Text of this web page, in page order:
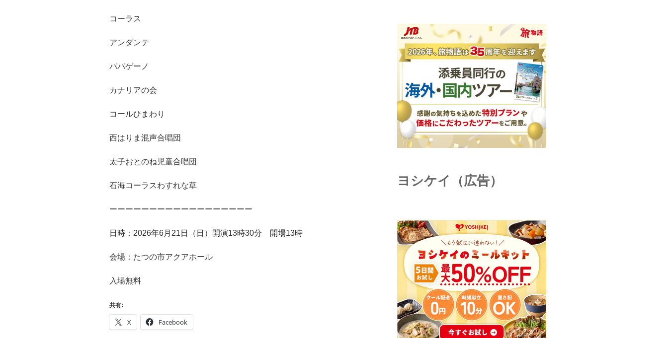
コーラス
アンダンテ
パパゲーノ
カナリアの会
コールひまわり
西はりま混声合唱団
太子おとのね児童合唱団
石海コーラスわすれな草
ーーーーーーーーーーーーーーーーーー
日時：2026年6月21日（日）開演13時30分 開場13時
会場：たつの市アクアホール
入場無料
共有:
X Facebook
ヨシケイ（広告）